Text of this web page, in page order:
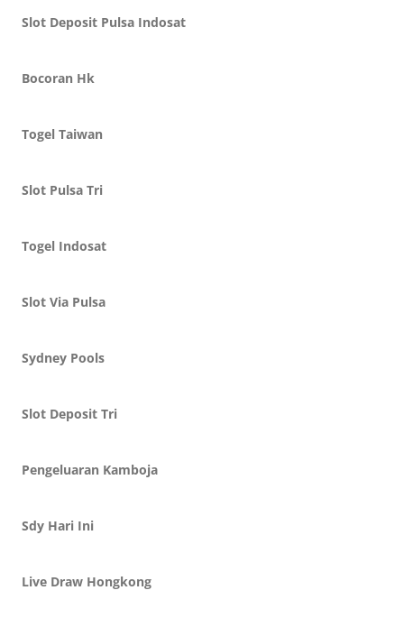
Slot Deposit Pulsa Indosat
Bocoran Hk
Togel Taiwan
Slot Pulsa Tri
Togel Indosat
Slot Via Pulsa
Sydney Pools
Slot Deposit Tri
Pengeluaran Kamboja
Sdy Hari Ini
Live Draw Hongkong